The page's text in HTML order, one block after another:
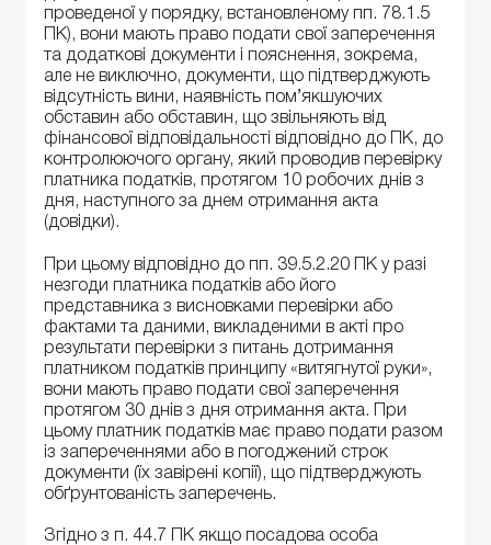
проведеної у порядку, встановленому пп. 78.1.5
ПК), вони мають право подати свої заперечення
та додаткові документи і пояснення, зокрема,
але не виключно, документи, що підтверджують
відсутність вини, наявність пом’якшуючих
обставин або обставин, що звільняють від
фінансової відповідальності відповідно до ПК, до
контролюючого органу, який проводив перевірку
платника податків, протягом 10 робочих днів з
дня, наступного за днем отримання акта
(довідки).
При цьому відповідно до пп. 39.5.2.20 ПК у разі
незгоди платника податків або його
представника з висновками перевірки або
фактами та даними, викладеними в акті про
результати перевірки з питань дотримання
платником податків принципу «витягнутої руки»,
вони мають право подати свої заперечення
протягом 30 днів з дня отримання акта. При
цьому платник податків має право подати разом
із запереченнями або в погоджений строк
документи (їх завірені копії), що підтверджують
обґрунтованість заперечень.
Згідно з п. 44.7 ПК якщо посадова особа